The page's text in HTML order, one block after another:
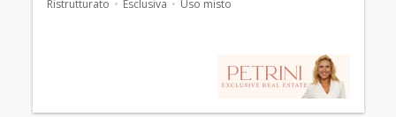
Ristrutturato Esclusiva Uso misto